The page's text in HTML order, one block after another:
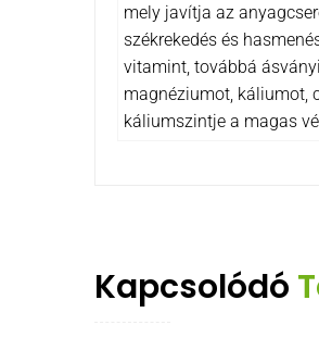
mely javítja az
székrekedés és
vitamint, továbbá
magnéziumot, káliumot,
káliumszintje a magas
Kapcsolódó